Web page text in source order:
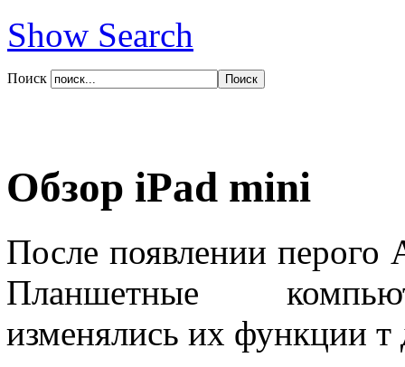
Show Search
Поиск
Обзор iPad mini
После появлении
Планшетные
изменялись их функции